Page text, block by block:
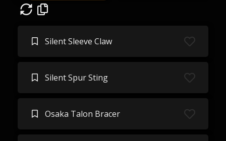
Silent Sleeve Claw
Silent Spur Sting
Osaka Talon Bracer